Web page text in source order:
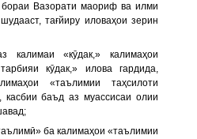
Вазорати маориф ва илми
тағйиру иловаҳои зерин
«кӯдак,» калимаҳои
кӯдак,» илова гардида,
«таълимии таҳсилоти
касбии баъд аз муассисаи олии
ба калимаҳои «таълимии